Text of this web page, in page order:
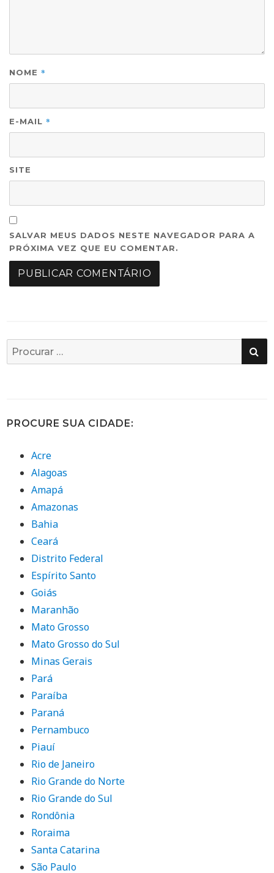
NOME *
E-MAIL *
SITE
SALVAR MEUS DADOS NESTE NAVEGADOR PARA A
PRÓXIMA VEZ QUE EU COMENTAR.
Busca
por:
PROCURE SUA CIDADE:
Acre
Alagoas
Amapá
Amazonas
Bahia
Ceará
Distrito Federal
Espírito Santo
Goiás
Maranhão
Mato Grosso
Mato Grosso do Sul
Minas Gerais
Pará
Paraíba
Paraná
Pernambuco
Piauí
Rio de Janeiro
Rio Grande do Norte
Rio Grande do Sul
Rondônia
Roraima
Santa Catarina
São Paulo